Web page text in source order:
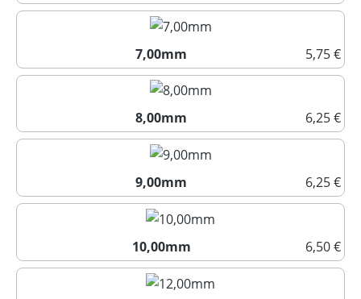
6,50mm
7,00mm
5,75 €
7,00mm
8,00mm
6,25 €
8,00mm
9,00mm
6,25 €
9,00mm
10,00mm
6,50 €
10,00mm